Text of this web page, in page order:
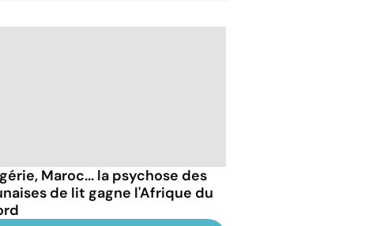
Maroc... la psychose des
de lit gagne l'Afrique du